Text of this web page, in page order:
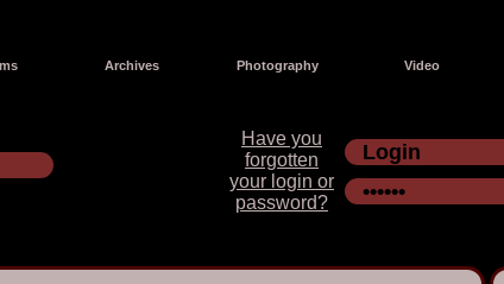
Archives Photography Video
Have you
forgotten
your login or
password?